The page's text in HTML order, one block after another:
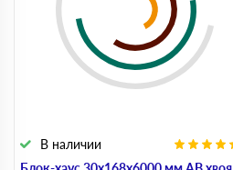
В наличии